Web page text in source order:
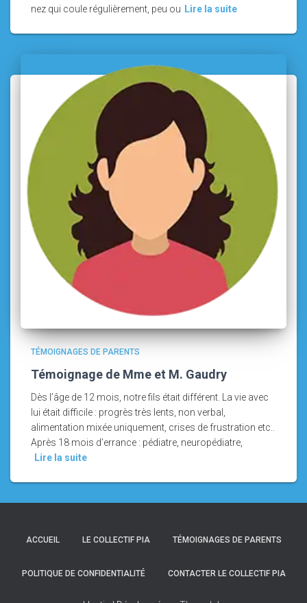
nez qui coule régulièrement, peu ou Lire la suite
TÉMOIGNAGES DE PARENTS
Témoignage de Mme et M. Gaudry
Dès l’âge de 12 mois, notre fils était différent. La vie avec
lui était difficile : progrès très lents, non verbal,
alimentation mixée uniquement, crises de frustration etc..
Après 18 mois d’errance : pédiatre, neuropédiatre,
Lire la suite
ACCUEIL LE COLLECTIF PIA TÉMOIGNAGES DE PARENTS
POLITIQUE DE CONFIDENTIALITÉ CONTACTER LE COLLECTIF PIA